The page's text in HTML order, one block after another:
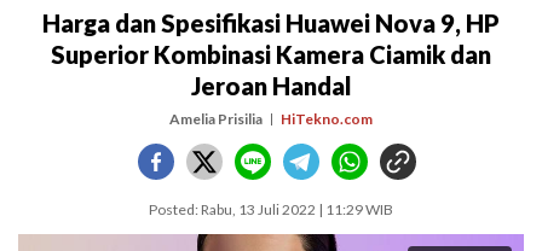
Harga dan Spesifikasi Huawei Nova 9, HP
Superior Kombinasi Kamera Ciamik dan
Jeroan Handal
Amelia Prisilia HiTekno.com
Posted: Rabu, 13 Juli 2022 | 11:29 WIB